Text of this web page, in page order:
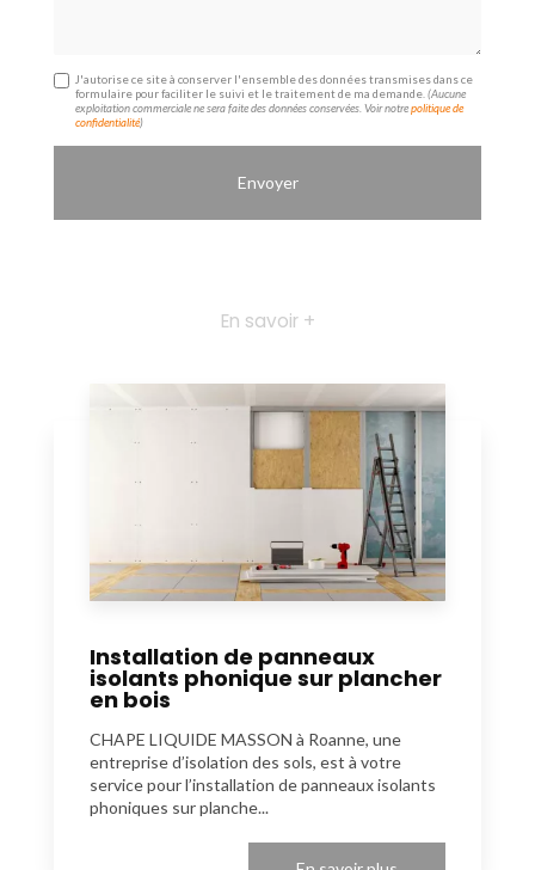
J'autorise ce site à conserver l'ensemble des données transmises dans ce
formulaire pour faciliter le suivi et le traitement de ma demande.(Aucune
exploitation commerciale ne sera faite des données conservées. Voir notrepolitique de
confidentialité)
En savoir +
Installation de panneaux
isolants phonique sur plancher
en bois
CHAPE LIQUIDE MASSON à Roanne, une
entreprise d’isolation des sols, est à votre
service pour l’installation de panneaux isolants
phoniques sur planche...